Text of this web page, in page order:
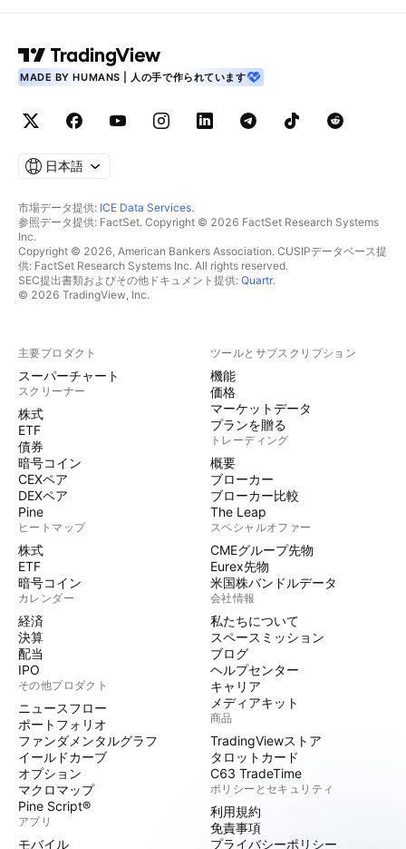
MADE BY HUMANS | 人の手で作られています
日本語
市場データ提供: ICE Data Services.
参照データ提供: FactSet. Copyright © 2026 FactSet Research Systems
Inc.
Copyright © 2026, American Bankers Association. CUSIPデータベース提
供: FactSet Research Systems Inc. All rights reserved.
SEC提出書類およびその他ドキュメント提供: Quartr.
© 2026 TradingView, Inc.
主要プロダクト
スーパーチャート
スクリーナー
株式
ETF
債券
暗号コイン
CEXペア
DEXペア
Pine
ヒートマップ
株式
ETF
暗号コイン
カレンダー
経済
決算
配当
IPO
その他プロダクト
ニュースフロー
ポートフォリオ
ファンダメンタルグラフ
イールドカーブ
オプション
マクロマップ
Pine Script®
アプリ
モバイル
ツールとサブスクリプション
機能
価格
マーケットデータ
プランを贈る
トレーディング
概要
ブローカー
ブローカー比較
The Leap
スペシャルオファー
CMEグループ先物
Eurex先物
米国株バンドルデータ
会社情報
私たちについて
スペースミッション
ブログ
ヘルプセンター
キャリア
メディアキット
商品
TradingViewストア
タロットカード
C63 TradeTime
ポリシーとセキュリティ
利用規約
免責事項
プライバシーポリシー